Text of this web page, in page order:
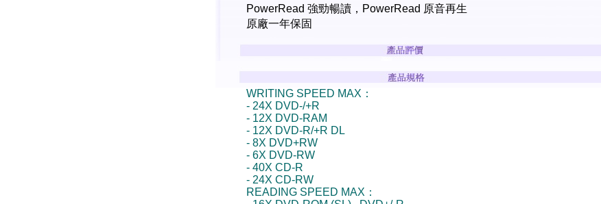
PowerRead 強勁暢讀，PowerRead 原音再生
原廠一年保固
WRITING SPEED MAX：
- 24X DVD-/+R
- 12X DVD-RAM
- 12X DVD-R/+R DL
- 8X DVD+RW
- 6X DVD-RW
- 40X CD-R
- 24X CD-RW
READING SPEED MAX：